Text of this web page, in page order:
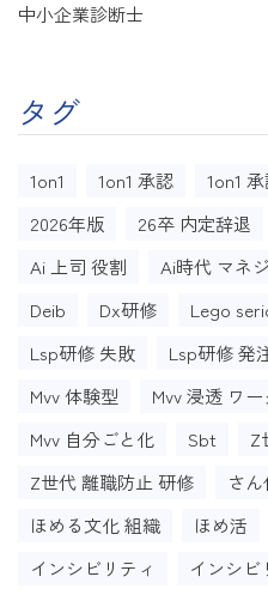
中小企業診断士
タグ
1on1 1on1 承認 1on1
2026年版
26卒 内定辞退
Ai 上司 役割
Ai時代 マネ
Deib
Dx研修 Lego
Lsp研修 失敗
Lsp研修 発
Mvv 体験型
Mvv 浸透 ワ
Mvv 自分ごと化
Sbt Z
Z世代 離職防止 研修
さん
ほめる文化 組織
ほめ活
インシビリティ
インシビ